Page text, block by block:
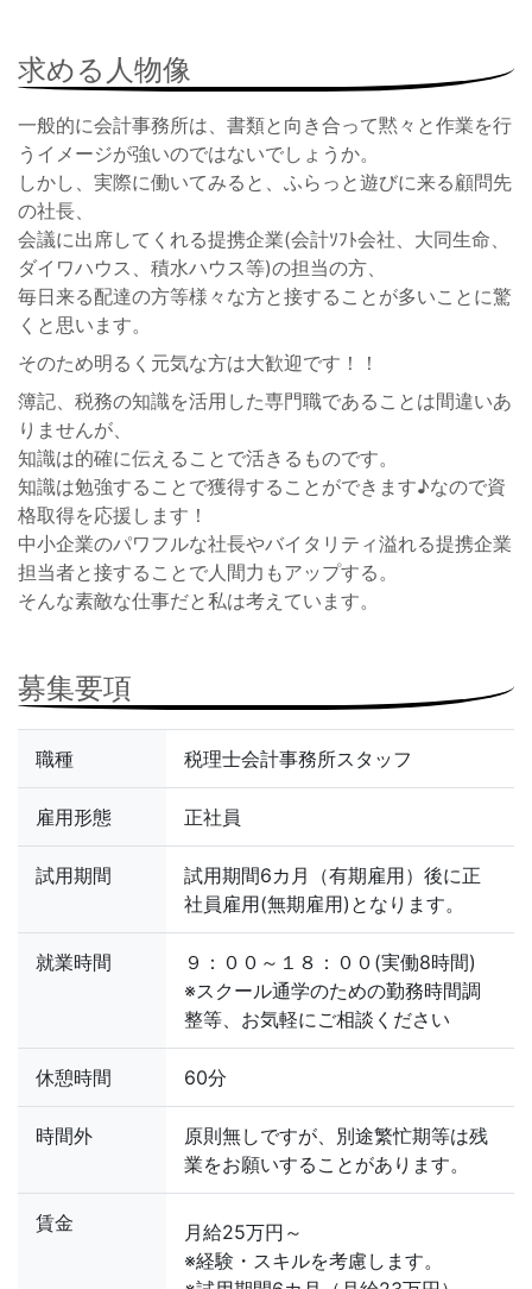
求める人物像
一般的に会計事務所は、書類と向き合って黙々と作業を行
うイメージが強いのではないでしょうか。
しかし、実際に働いてみると、ふらっと遊びに来る顧問先
の社長、
会議に出席してくれる提携企業(会計ｿﾌﾄ会社、大同生命、
ダイワハウス、積水ハウス等)の担当の方、
毎日来る配達の方等様々な方と接することが多いことに驚
くと思います。
そのため明るく元気な方は大歓迎です！！
簿記、税務の知識を活用した専門職であることは間違いあ
りませんが、
知識は的確に伝えることで活きるものです。
知識は勉強することで獲得することができます♪なので資
格取得を応援します！
中小企業のパワフルな社長やバイタリティ溢れる提携企業
担当者と接することで人間力もアップする。
そんな素敵な仕事だと私は考えています。
募集要項
職種 税理士会計事務所スタッフ
雇用形態 正社員
試用期間
試用期間6カ月（有期雇用）後に正
社員雇用(無期雇用)となります。
就業時間
９：００～１８：００(実働8時間)
※スクール通学のための勤務時間調
整等、お気軽にご相談ください
休憩時間 60分
時間外
原則無しですが、別途繁忙期等は残
業をお願いすることがあります。
賃金
月給25万円～
※経験・スキルを考慮します。